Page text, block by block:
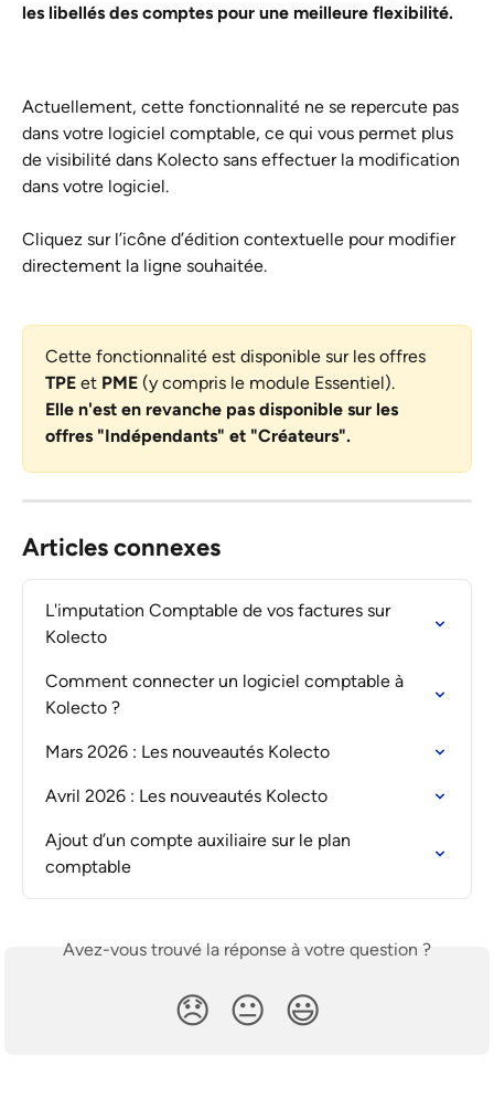
les libellés des comptes pour une meilleure flexibilité.
Actuellement, cette fonctionnalité ne se repercute pas
dans votre logiciel comptable, ce qui vous permet plus
de visibilité dans Kolecto sans effectuer la modification
dans votre logiciel.
Cliquez sur l’icône d’édition contextuelle pour modifier
directement la ligne souhaitée.
Cette fonctionnalité est disponible sur les offres
TPE et PME (y compris le module Essentiel).
Elle n'est en revanche pas disponible sur les
offres "Indépendants" et "Créateurs".
Articles connexes
L'imputation Comptable de vos factures sur
Kolecto
Comment connecter un logiciel comptable à
Kolecto ?
Mars 2026 : Les nouveautés Kolecto
Avril 2026 : Les nouveautés Kolecto
Ajout d’un compte auxiliaire sur le plan
comptable
Avez-vous trouvé la réponse à votre question ?
😞 😐 😃